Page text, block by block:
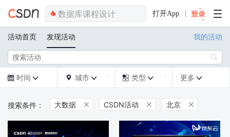
打开App
活动首页 发现活动 我的活动

 时间   城市   类型  更多 
大数据  CSDN活动  北京 